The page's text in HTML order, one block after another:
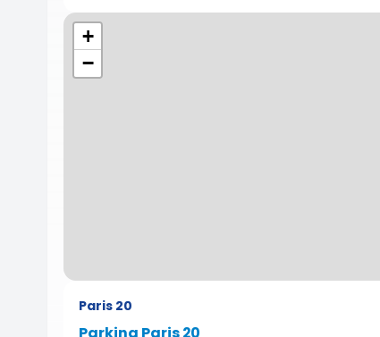
+
−
Paris 20